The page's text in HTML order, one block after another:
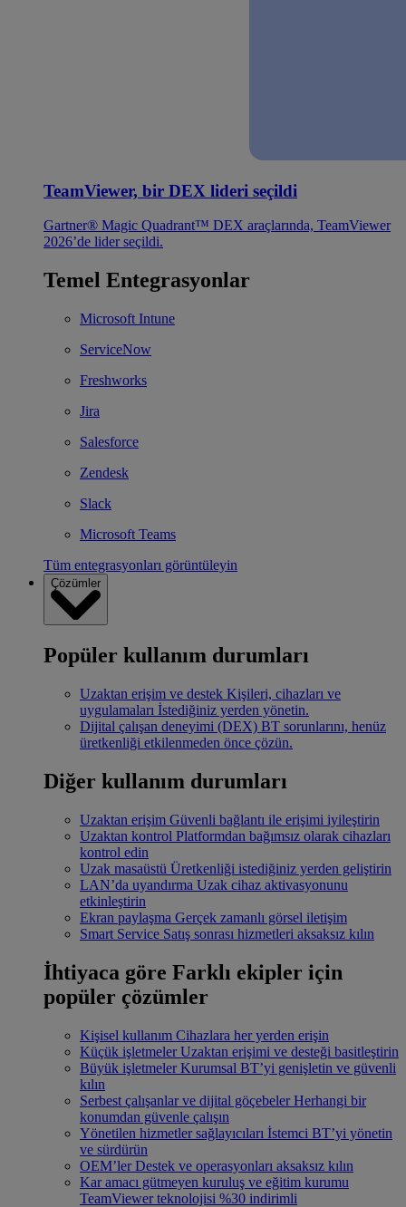
TeamViewer, bir DEX lideri seçildi
Gartner® Magic Quadrant™ DEX araçlarında, TeamViewer
2026’de lider seçildi.
Temel Entegrasyonlar
Microsoft Intune
ServiceNow
Freshworks
Jira
Salesforce
Zendesk
Slack
Microsoft Teams
Tüm entegrasyonları görüntüleyin
Çözümler
Popüler kullanım durumları
Uzaktan erişim ve destek Kişileri, cihazları ve
uygulamaları İstediğiniz yerden yönetin.
Dijital çalışan deneyimi (DEX) BT sorunlarını, henüz
üretkenliği etkilenmeden önce çözün.
Diğer kullanım durumları
Uzaktan erişim Güvenli bağlantı ile erişimi iyileştirin
Uzaktan kontrol Platformdan bağımsız olarak cihazları
kontrol edin
Uzak masaüstü Üretkenliği istediğiniz yerden geliştirin
LAN’da uyandırma Uzak cihaz aktivasyonunu
etkinleştirin
Ekran paylaşma Gerçek zamanlı görsel iletişim
Smart Service Satış sonrası hizmetleri aksaksız kılın
İhtiyaca göre Farklı ekipler için
popüler çözümler
Kişisel kullanım Cihazlara her yerden erişin
Küçük işletmeler Uzaktan erişimi ve desteği basitleştirin
Büyük işletmeler Kurumsal BT’yi genişletin ve güvenli
kılın
Serbest çalışanlar ve dijital göçebeler Herhangi bir
konumdan güvenle çalışın
Yönetilen hizmetler sağlayıcıları İstemci BT’yi yönetin
ve sürdürün
OEM’ler Destek ve operasyonları aksaksız kılın
Kar amacı gütmeyen kuruluş ve eğitim kurumu
TeamViewer teknolojisi %30 indirimli